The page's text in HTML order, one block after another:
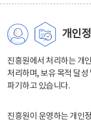
개인
진흥원에서 처리하는 개
처리하며, 보유 목적 달
파기하고 있습니다.
진흥원이 운영하는 개인